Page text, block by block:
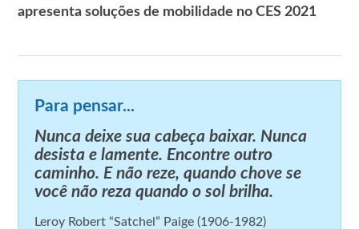
apresenta soluções de mobilidade no CES 2021
Para pensar...
Nunca deixe sua cabeça baixar. Nunca
desista e lamente. Encontre outro
caminho. E não reze, quando chove se
você não reza quando o sol brilha.
Leroy Robert “Satchel” Paige (1906-1982)